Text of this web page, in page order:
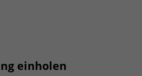
einholen